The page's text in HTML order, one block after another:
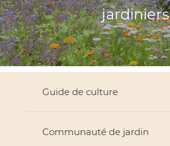
jardiniers
Guide de culture
Communauté de jardin